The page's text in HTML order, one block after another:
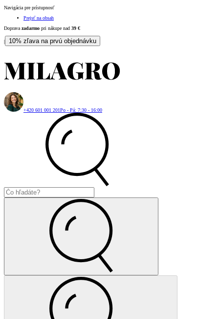
Navigácia pre prístupnosť
Prejsť na obsah
Doprava zadarmo pri nákupe nad 39 €
| 10% zľava na prvú objednávku
+420 601 001 201Po - Pá: 7:30 - 16:00